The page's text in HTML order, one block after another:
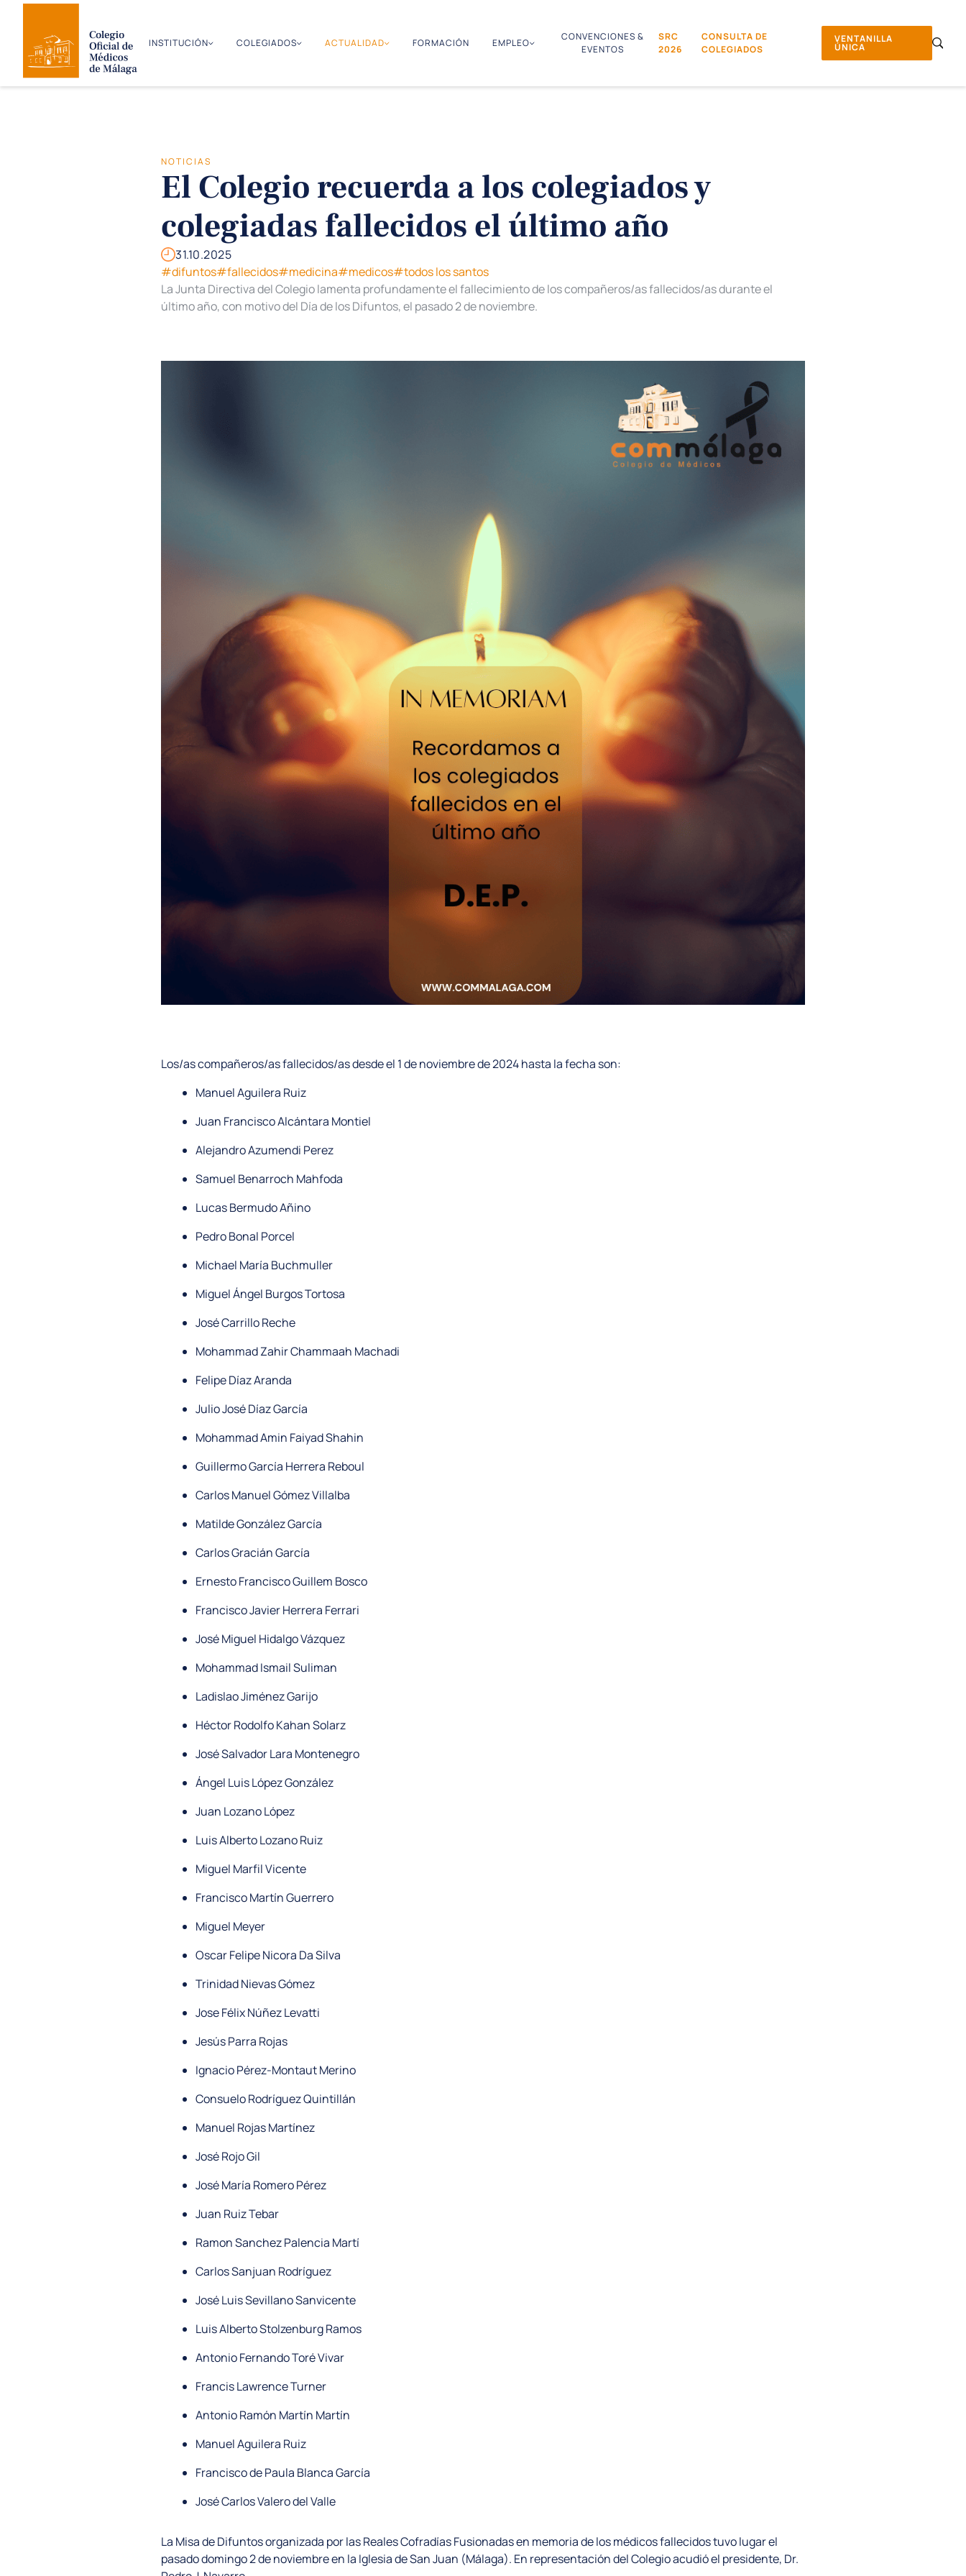
INSTITUCIÓN COLEGIADOS ACTUALIDAD FORMACIÓN EMPLEO
CONVENCIONES &
EVENTOS
SRC
2026
CONSULTA DE
COLEGIADOS
VENTANILLA
ÚNICA
NOTICIAS
El Colegio recuerda a los colegiados y
colegiadas fallecidos el último año
31.10.2025
#difuntos#fallecidos#medicina#medicos#todos los santos
La Junta Directiva del Colegio lamenta profundamente el fallecimiento de los compañeros/as fallecidos/as durante el
último año, con motivo del Día de los Difuntos, el pasado 2 de noviembre.
Los/as compañeros/as fallecidos/as desde el 1 de noviembre de 2024 hasta la fecha son:
Manuel Aguilera Ruiz
Juan Francisco Alcántara Montiel
Alejandro Azumendi Perez
Samuel Benarroch Mahfoda
Lucas Bermudo Añino
Pedro Bonal Porcel
Michael María Buchmuller
Miguel Ángel Burgos Tortosa
José Carrillo Reche
Mohammad Zahir Chammaah Machadi
Felipe Díaz Aranda
Julio José Díaz García
Mohammad Amin Faiyad Shahin
Guillermo García Herrera Reboul
Carlos Manuel Gómez Villalba
Matilde González García
Carlos Gracián García
Ernesto Francisco Guillem Bosco
Francisco Javier Herrera Ferrari
José Miguel Hidalgo Vázquez
Mohammad Ismail Suliman
Ladislao Jiménez Garijo
Héctor Rodolfo Kahan Solarz
José Salvador Lara Montenegro
Ángel Luis López González
Juan Lozano López
Luis Alberto Lozano Ruiz
Miguel Marfil Vicente
Francisco Martín Guerrero
Miguel Meyer
Oscar Felipe Nicora Da Silva
Trinidad Nievas Gómez
Jose Félix Núñez Levatti
Jesús Parra Rojas
Ignacio Pérez-Montaut Merino
Consuelo Rodríguez Quintillán
Manuel Rojas Martínez
José Rojo Gil
José María Romero Pérez
Juan Ruiz Tebar
Ramon Sanchez Palencia Martí
Carlos Sanjuan Rodríguez
José Luis Sevillano Sanvicente
Luis Alberto Stolzenburg Ramos
Antonio Fernando Toré Vivar
Francis Lawrence Turner
Antonio Ramón Martín Martín
Manuel Aguilera Ruiz
Francisco de Paula Blanca García
José Carlos Valero del Valle
La Misa de Difuntos organizada por las Reales Cofradías Fusionadas en memoria de los médicos fallecidos tuvo lugar el
pasado domingo 2 de noviembre en la Iglesia de San Juan (Málaga). En representación del Colegio acudió el presidente, Dr.